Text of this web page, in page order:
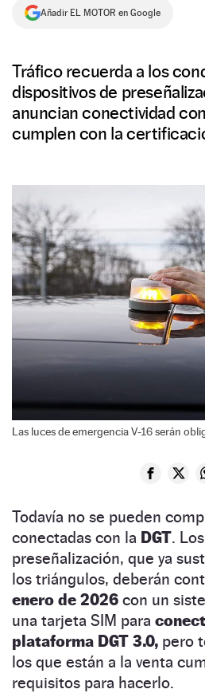
NEWSLETTER
Añadir EL MOTOR en Google
Tráfico recuerda a los
dispositivos de
anuncian conectividad
cumplen con la
Las luces de emergencia V-16 serán
Todavía no se pueden
conectadas con la DGT.
preseñalización, que ya
los triángulos, deberán
enero de 2026 con un
una tarjeta SIM para
plataforma DGT 3.0, pero
los que están a la venta
requisitos para hacerlo.